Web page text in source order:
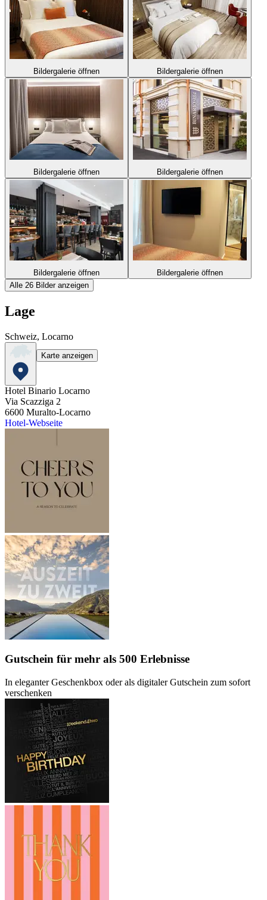
Bildergalerie öffnen Bildergalerie öffnen
Bildergalerie öffnen Bildergalerie öffnen
Bildergalerie öffnen
Bildergalerie öffnen
Alle 26 Bilder anzeigen
Lage
Schweiz, Locarno
Karte anzeigen
Hotel Binario Locarno
Via Scazziga 2
6600 Muralto-Locarno
Hotel-Webseite
Gutschein für mehr als 500 Erlebnisse
In eleganter Geschenkbox oder als digitaler Gutschein zum sofort
verschenken